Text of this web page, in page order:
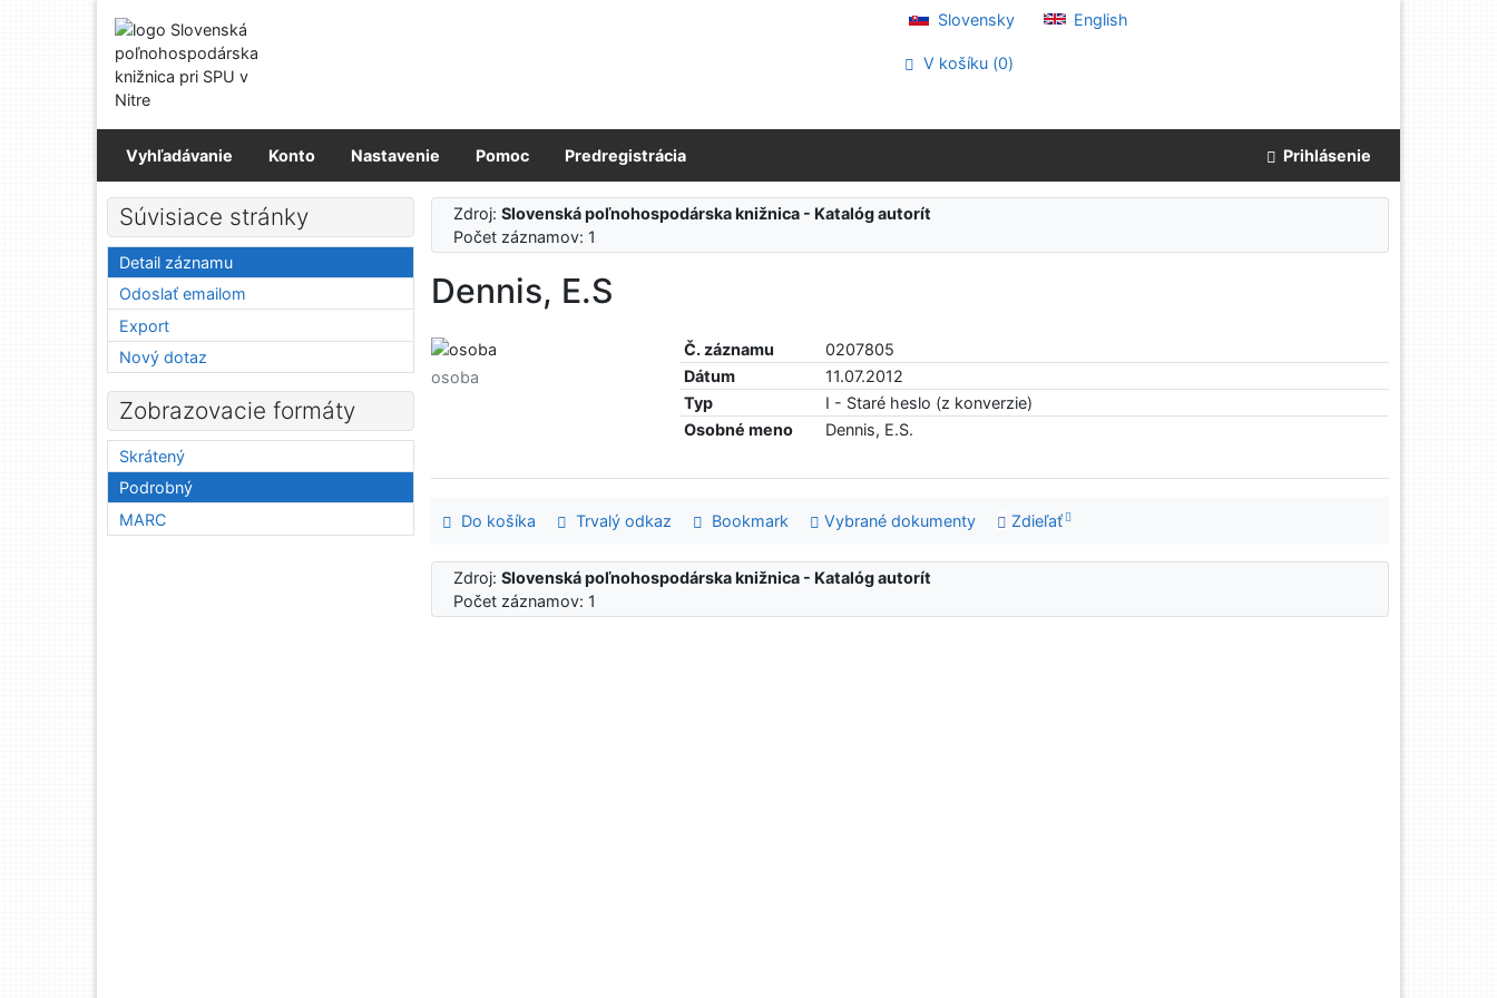
Prejsť na menu
Prehlásenie o webovej prístupnosti
Slovensky English
V košíku (0)
Vyhľadávanie Konto Nastavenie Pomoc Predregistrácia Prihlásenie
Zdroj:Slovenská poľnohospodárska knižnica - Katalóg autorít
Počet záznamov: 1
Dennis, E.S
Č. záznamu
0207805
Dátum
11.07.2012
Typ
I - Staré heslo (z konverzie)
Osobné meno
Dennis, E.S.
osoba
Do košíka Trvalý odkaz Bookmark Vybrané dokumenty Zdieľať
Zdroj:Slovenská poľnohospodárska knižnica - Katalóg autorít
Počet záznamov: 1
Súvisiace stránky
Detail záznamu
Odoslať emailom
Export
Nový dotaz
Zobrazovacie formáty
Skrátený
Podrobný
MARC